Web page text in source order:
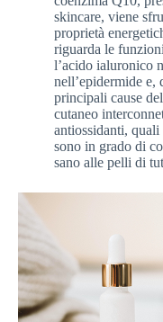
skincare, viene
proprietà
riguarda le
l’acido ialuronico
nell’epidermide e,
principali cause
cutaneo
antiossidanti, quali
sono in grado di
sano alle pelli di